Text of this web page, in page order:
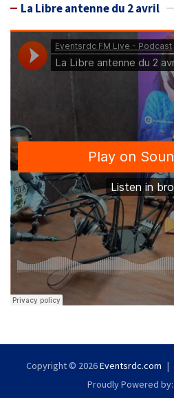
La Libre antenne du 2 avril
Copyright © 2026Eventsrdc.com
Proudly Powered by: